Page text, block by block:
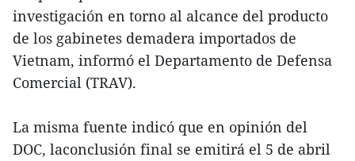
investigación en torno al alcance del producto
de los gabinetes demadera importados de
Vietnam, informó el Departamento de Defensa
Comercial (TRAV).
La misma fuente indicó que en opinión del
DOC, laconclusión final se emitirá el 5 de abril